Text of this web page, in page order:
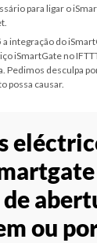
para ligar o
a integração do
iSmartGate no
Pedimos desculpa
possa causar.
ou